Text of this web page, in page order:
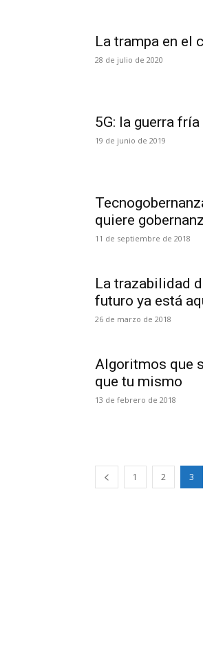
La trampa en el
28 de julio de 2020
5G: la guerra
19 de junio de 2019
quiere
11 de septiembre de 2018
La trazabilidad
futuro ya está
26 de marzo de 2018
Algoritmos que
que tu mismo
13 de febrero de 2018
1 2 3